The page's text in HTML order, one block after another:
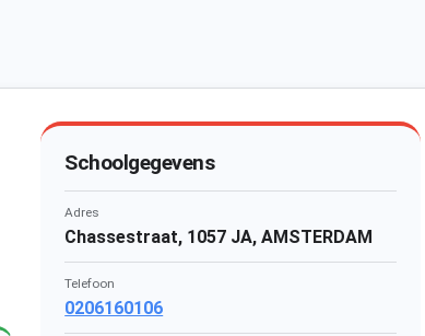
Schoolgegevens
Adres
Chassestraat, 1057 JA, AMSTERDAM
Telefoon
0206160106